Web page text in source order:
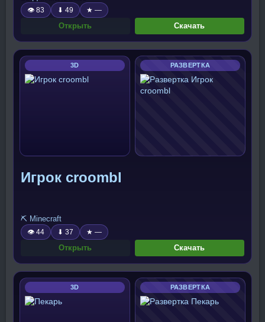
👁 83 ⬇ 49 ★ —
Открыть Скачать
3D РАЗВЕРТКА
Игрок croombl
⛏️ Minecraft
👁 44 ⬇ 37 ★ —
Открыть Скачать
3D РАЗВЕРТКА